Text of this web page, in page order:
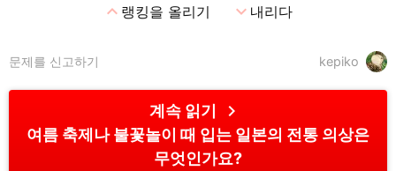
expand_less랭킹을 올리기 expand_more내리다
kepiko
문제를 신고하기
계속 읽기 chevron_right
여름 축제나 불꽃놀이 때 입는 일본의 전통 의상은
무엇인가요?